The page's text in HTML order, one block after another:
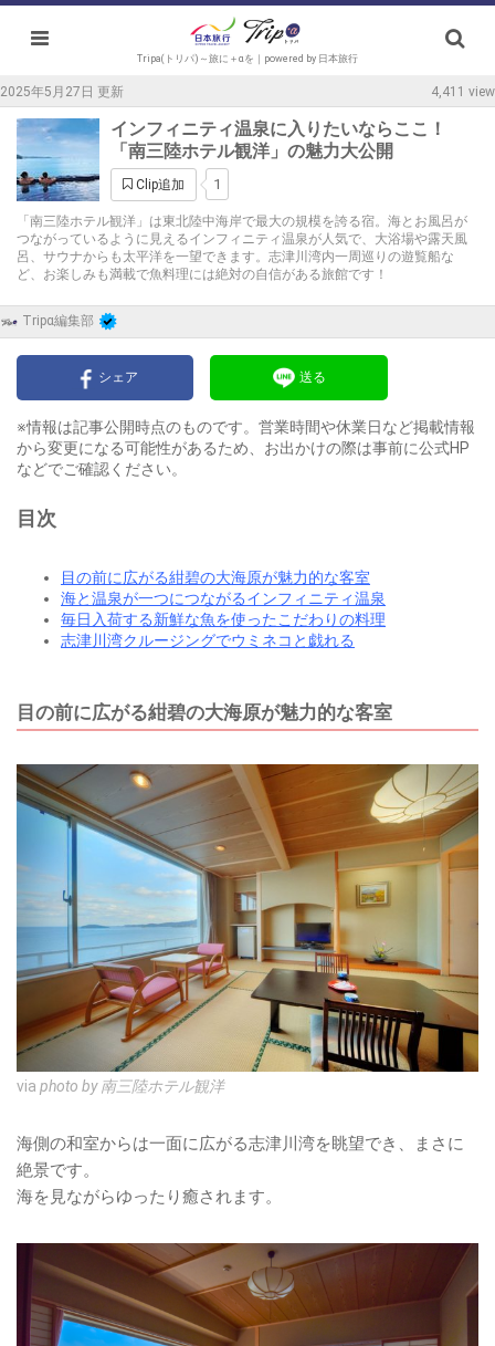
Tripa(トリパ)～旅に＋αを｜powered by 日本旅行
2025年5月27日 更新 4,411 view
インフィニティ温泉に入りたいならここ！
「南三陸ホテル観洋」の魅力大公開
Clip追加 1
「南三陸ホテル観洋」は東北陸中海岸で最大の規模を誇る宿。海とお風呂が
つながっているように見えるインフィニティ温泉が人気で、大浴場や露天風
呂、サウナからも太平洋を一望できます。志津川湾内一周巡りの遊覧船な
ど、お楽しみも満載で魚料理には絶対の自信がある旅館です！
Tripα編集部
シェア 送る
※情報は記事公開時点のものです。営業時間や休業日など掲載情報
から変更になる可能性があるため、お出かけの際は事前に公式HP
などでご確認ください。
目次
目の前に広がる紺碧の大海原が魅力的な客室
海と温泉が一つにつながるインフィニティ温泉
毎日入荷する新鮮な魚を使ったこだわりの料理
志津川湾クルージングでウミネコと戯れる
目の前に広がる紺碧の大海原が魅力的な客室
via photo by 南三陸ホテル観洋
海側の和室からは一面に広がる志津川湾を眺望でき、まさに
絶景です。
海を見ながらゆったり癒されます。